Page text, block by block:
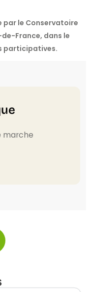
le Conservatoire
France, dans le
participatives.
marche